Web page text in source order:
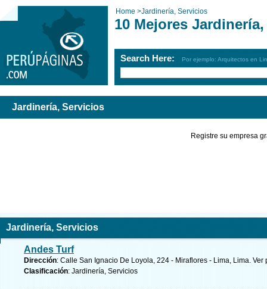
Home >Jardinería, Servicios
10 Mejores
Search Here: Por ejemplo: Arquitectos en
Jardinería, Servicios
Registre su empresa
Jardinería, Servicios
Andes Turf
Dirección: Calle San Ignacio De Loyola, 224 - Miraflores - Lima, Lima. Ver
Clasificación: Jardinería, Servicios